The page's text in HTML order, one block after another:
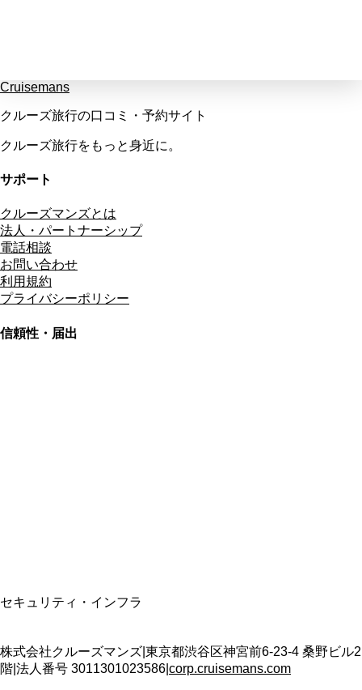
Cruisemans
クルーズ旅行の口コミ・予約サイト
クルーズ旅行をもっと身近に。
サポート
クルーズマンズとは
法人・パートナーシップ
電話相談
お問い合わせ
利用規約
プライバシーポリシー
信頼性・届出
セキュリティ・インフラ
株式会社クルーズマンズ 東京都渋谷区神宮前6-23-4 桑野ビル2
階 法人番号 3011301023586 corp.cruisemans.com